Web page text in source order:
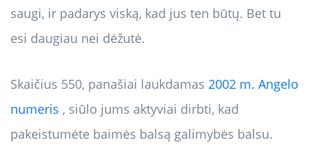
saugi, ir padarys viską, kad jus ten būtų. Bet tu
esi daugiau nei dėžutė.
Skaičius 550, panašiai laukdamas 2002 m. Angelo
numeris , siūlo jums aktyviai dirbti, kad
pakeistumėte baimės balsą galimybės balsu.